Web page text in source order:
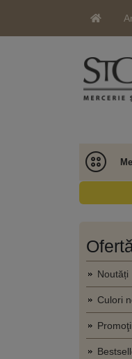
Noutăți
Culori